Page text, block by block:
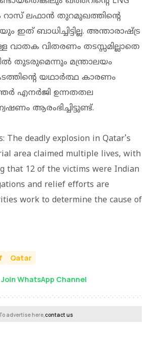
റാസ് ലഫാൻ തുറമുഖത്തിന്റെ
ഇത് ബാധിച്ചിട്ടില്ല. അന്താരാഷ്ട്ര
വാതക വിതരണം തടസ്സമില്ലാതെ
തുടരുമെന്നും മന്ത്രാലയം
യഥാർത്ഥ കാരണം
എനർജി ഉന്നതതല
ആരംഭിച്ചിട്ടുണ്ട്.
The deadly explosion in Qatar's
area claimed multiple lives, with
that 12 of the victims were Indian
and relief efforts are
work to determine the cause of
Qatar
Join WhatsApp Channel
advertise here,contact us